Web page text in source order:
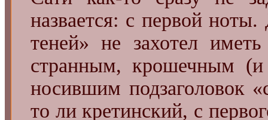
назвается: с первой ноты.
теней» не захотел
странным, крошечным (и
носившим подзаголовок
то ли кретинский, с